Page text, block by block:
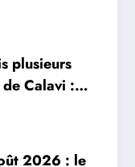
plusieurs
Calavi :
sa liberté
2026 : le